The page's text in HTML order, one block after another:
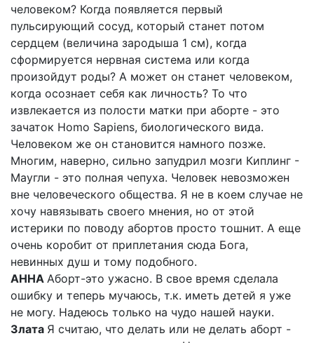
человеком? Когда появляется первый
пульсирующий сосуд, который станет потом
сердцем (величина зародыша 1 см), когда
сформируется нервная система или когда
произойдут роды? А может он станет человеком,
когда осознает себя как личность? То что
извлекается из полости матки при аборте - это
зачаток Homo Sapiens, биологического вида.
Человеком же он становится намного позже.
Многим, наверно, сильно запудрил мозги Киплинг -
Маугли - это полная чепуха. Человек невозможен
вне человеческого общества. Я не в коем случае не
хочу навязывать своего мнения, но от этой
истерики по поводу абортов просто тошнит. А еще
очень коробит от приплетания сюда Бога,
невинных душ и тому подобного.
АННА Аборт-это ужасно. В свое время сделала
ошибку и теперь мучаюсь, т.к. иметь детей я уже
не могу. Надеюсь только на чудо нашей науки.
Злата Я считаю, что делать или не делать аборт -